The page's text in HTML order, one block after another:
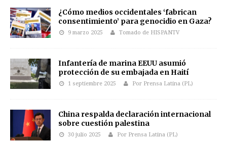
¿Cómo medios occidentales ‘fabrican
consentimiento’ para genocidio en Gaza?
9 marzo 2025 Tomado de HISPANTV
Infantería de marina EEUU asumió
protección de su embajada en Haití
1 septiembre 2025 Por Prensa Latina (PL)
China respalda declaración internacional
sobre cuestión palestina
30 julio 2025 Por Prensa Latina (PL)